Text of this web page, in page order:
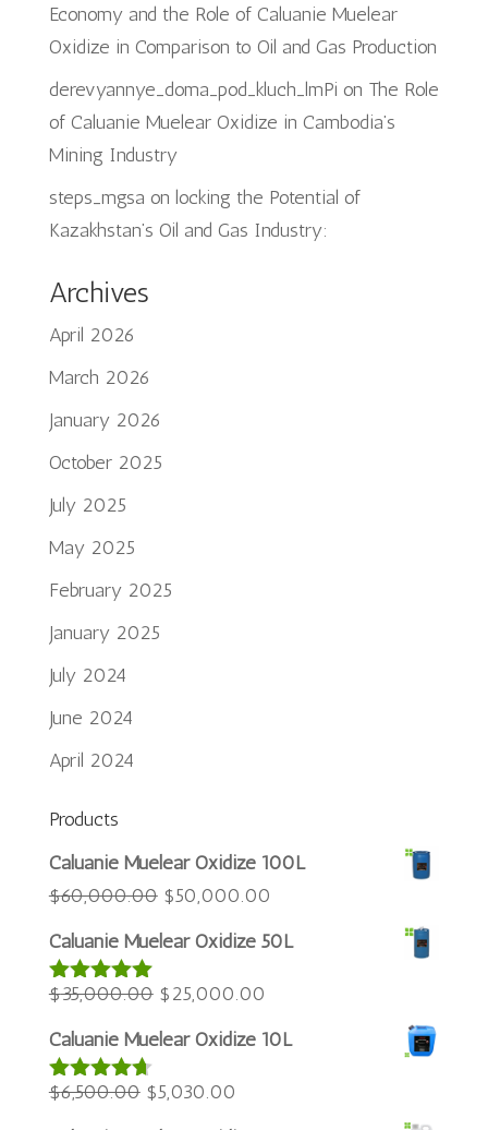
Economy and the Role of Caluanie Muelear
Oxidize in Comparison to Oil and Gas Production
derevyannye_doma_pod_kluch_lmPi on The Role
of Caluanie Muelear Oxidize in Cambodia’s
Mining Industry
steps_mgsa on locking the Potential of
Kazakhstan’s Oil and Gas Industry:
Archives
April 2026
March 2026
January 2026
October 2025
July 2025
May 2025
February 2025
January 2025
July 2024
June 2024
April 2024
Products
Caluanie Muelear Oxidize 100L
$60,000.00 Original
price
$60,000.00.
$50,000.00
Caluanie Muelear Oxidize 50L
Rated5.00
$35,000.00 Original
price
$35,000.00.
$25,000.00
Caluanie Muelear Oxidize 10L
Rated4.60
$6,500.00 Original
price
$5,030.00
price
Bahasa Melayu
Português do Brasil